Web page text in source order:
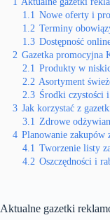
1.1 Nowe oferty i
1.2 Terminy
1.3 Dostępność
2 Gazetka promocyjna
2.1 Produkty w
2.2 Asortyment
2.3 Środki czystości
3 Jak korzystać z
3.1 Zdrowe
4 Planowanie zakupów
4.1 Tworzenie listy
4.2 Oszczędności i
Aktualne gazetki